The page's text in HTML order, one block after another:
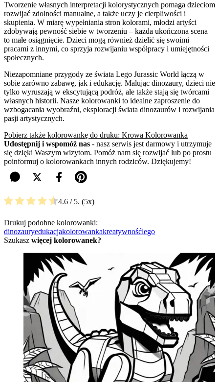
Tworzenie własnych interpretacji kolorystycznych pomaga dzieciom
rozwijać zdolności manualne, a także uczy je cierpliwości i
skupienia. W miarę wypełniania stron kolorami, młodzi artyści
zdobywają pewność siebie w tworzeniu – każda ukończona scena
to małe osiągnięcie. Dzieci mogą również dzielić się swoimi
pracami z innymi, co sprzyja rozwijaniu współpracy i umiejętności
społecznych.
Niezapomniane przygody ze świata Lego Jurassic World łączą w
sobie zarówno zabawę, jak i edukację. Malując dinozaury, dzieci nie
tylko wyruszają w ekscytującą podróż, ale także stają się twórcami
własnych historii. Nasze kolorowanki to idealne zaproszenie do
wzbogacania wyobraźni, eksploracji świata dinozaurów i rozwijania
pasji artystycznych.
Pobierz także kolorowankę do druku: Krowa Kolorowanka
Udostępnij i wspomóż nas - nasz serwis jest darmowy i utrzymuje
się dzięki Waszym wizytom. Pomóż nam się rozwijać lub po prostu
poinformuj o kolorowankach innych rodziców. Dziękujemy!
4.6 / 5. 5
Drukuj podobne kolorowanki:
dinozauryedukacjakolorowankakreatywnośćlego
Szukasz więcej kolorowanek?